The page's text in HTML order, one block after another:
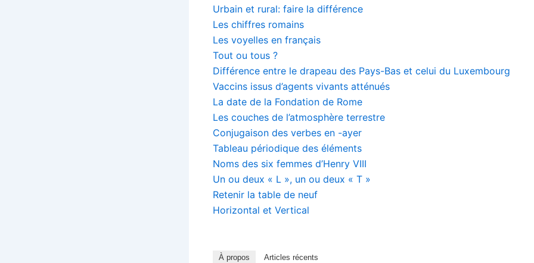
Urbain et rural: faire la différence
Les chiffres romains
Les voyelles en français
Tout ou tous ?
Différence entre le drapeau des Pays-Bas et celui du Luxembourg
Vaccins issus d’agents vivants atténués
La date de la Fondation de Rome
Les couches de l’atmosphère terrestre
Conjugaison des verbes en -ayer
Tableau périodique des éléments
Noms des six femmes d’Henry VIII
Un ou deux « L », un ou deux « T »
Retenir la table de neuf
Horizontal et Vertical
À propos Articles récents